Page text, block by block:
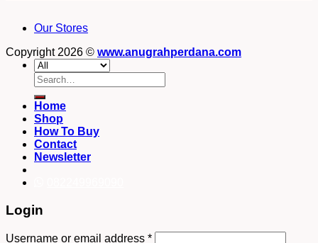
Our Stores
Copyright 2026 © www.anugrahperdana.com
Search
for:
Home
Shop
How To Buy
Contact
Newsletter
Login
Username or email address *